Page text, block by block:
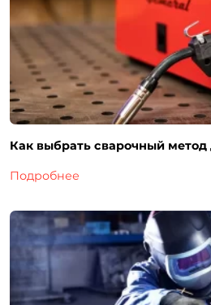
Как выбрать сварочный метод
Подробнее